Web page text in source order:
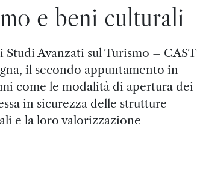
e beni culturali
Avanzati sul Turismo – CAST
il secondo appuntamento in
come le modalità di apertura dei
in sicurezza delle strutture
e la loro valorizzazione